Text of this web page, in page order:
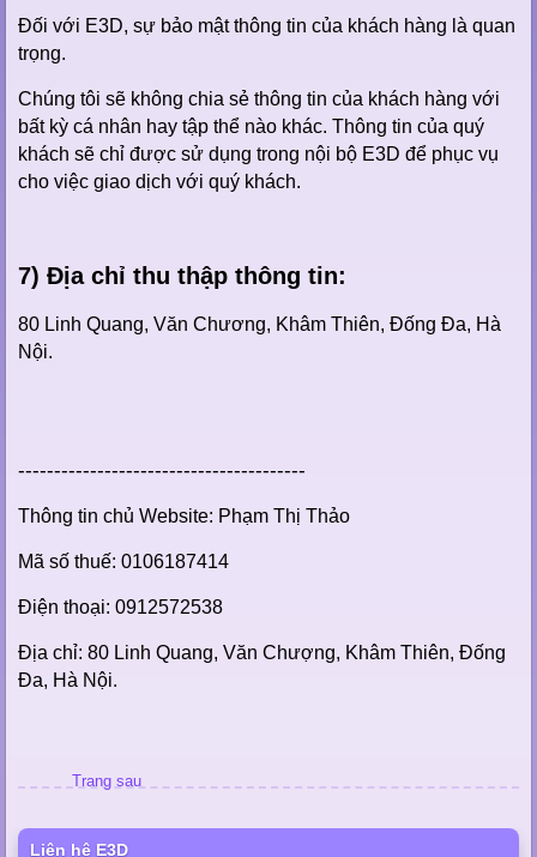
Đối với E3D, sự bảo mật thông tin của khách hàng là quan
trọng.
Chúng tôi sẽ không chia sẻ thông tin của khách hàng với
bất kỳ cá nhân hay tập thể nào khác. Thông tin của quý
khách sẽ chỉ được sử dụng trong nội bộ E3D để phục vụ
cho việc giao dịch với quý khách.
7) Địa chỉ thu thập thông tin:
80 Linh Quang, Văn Chương, Khâm Thiên, Đống Đa, Hà
Nội.
----------------------------------------
Thông tin chủ Website: Phạm Thị Thảo
Mã số thuế: 0106187414
Điện thoại: 0912572538
Địa chỉ: 80 Linh Quang, Văn Chượng, Khâm Thiên, Đống
Đa, Hà Nội.
Trang sau
Liên hệ E3D